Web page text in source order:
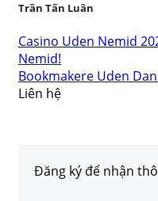
Trần Tấn Luân
Casino Uden Nemid
Nemid!
Bookmakere Uden
Liên hệ
Đăng ký để nhận